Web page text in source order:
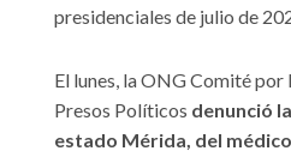
presidenciales de julio de
El lunes, la ONG Comité por
Presos Políticos denunció
estado Mérida, del